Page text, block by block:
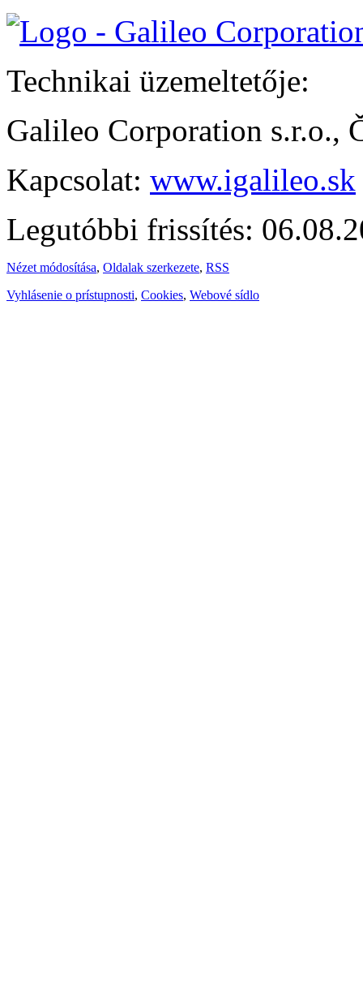
Technikai üzemeltetője:
Galileo Corporation s.r.o.,
Kapcsolat: www.igalileo.sk
Legutóbbi frissítés:
Nézet módosítása, Oldalak szerkezete, RSS
Vyhlásenie o prístupnosti, Cookies, Webové sídlo